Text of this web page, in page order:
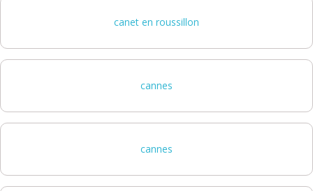
canet en roussillon
cannes
cannes